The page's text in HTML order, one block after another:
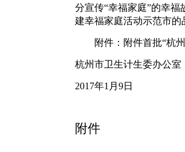
分宣传“幸福家庭”的幸
建幸福家庭活动示范市的
附件：附件首批“杭州
杭州市卫生计生委办公室
2017年1月9日
附件